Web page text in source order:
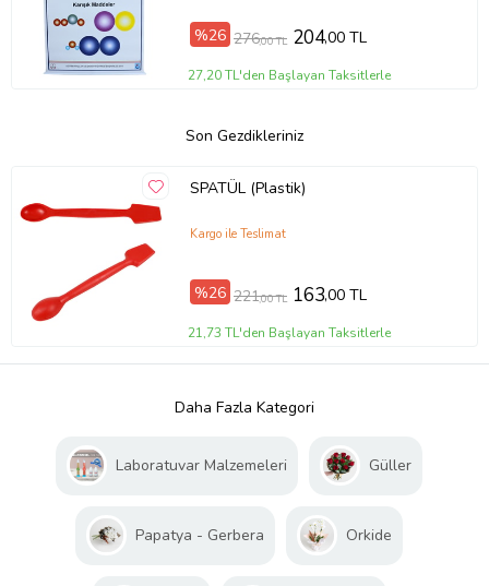
%26 276,00 TL 204,00 TL
27,20 TL'den Başlayan Taksitlerle
Son Gezdikleriniz
SPATÜL (Plastik)
Kargo ile Teslimat
%26 221,00 TL 163,00 TL
21,73 TL'den Başlayan Taksitlerle
Daha Fazla Kategori
Laboratuvar Malzemeleri Güller
Papatya - Gerbera Orkide